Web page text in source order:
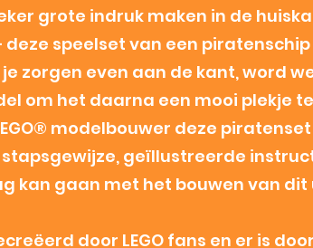
grote indruk maken in de
speelset van een
je zorgen even aan de kant, word
om het daarna een mooi plekje
modelbouwer deze
geïllustreerde
kan gaan met het bouwen van
door LEGO fans en er is